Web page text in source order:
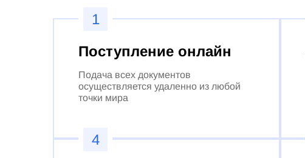
1
Поступление онлайн
Подача всех документов
осуществляется удаленно из любой
точки мира
4